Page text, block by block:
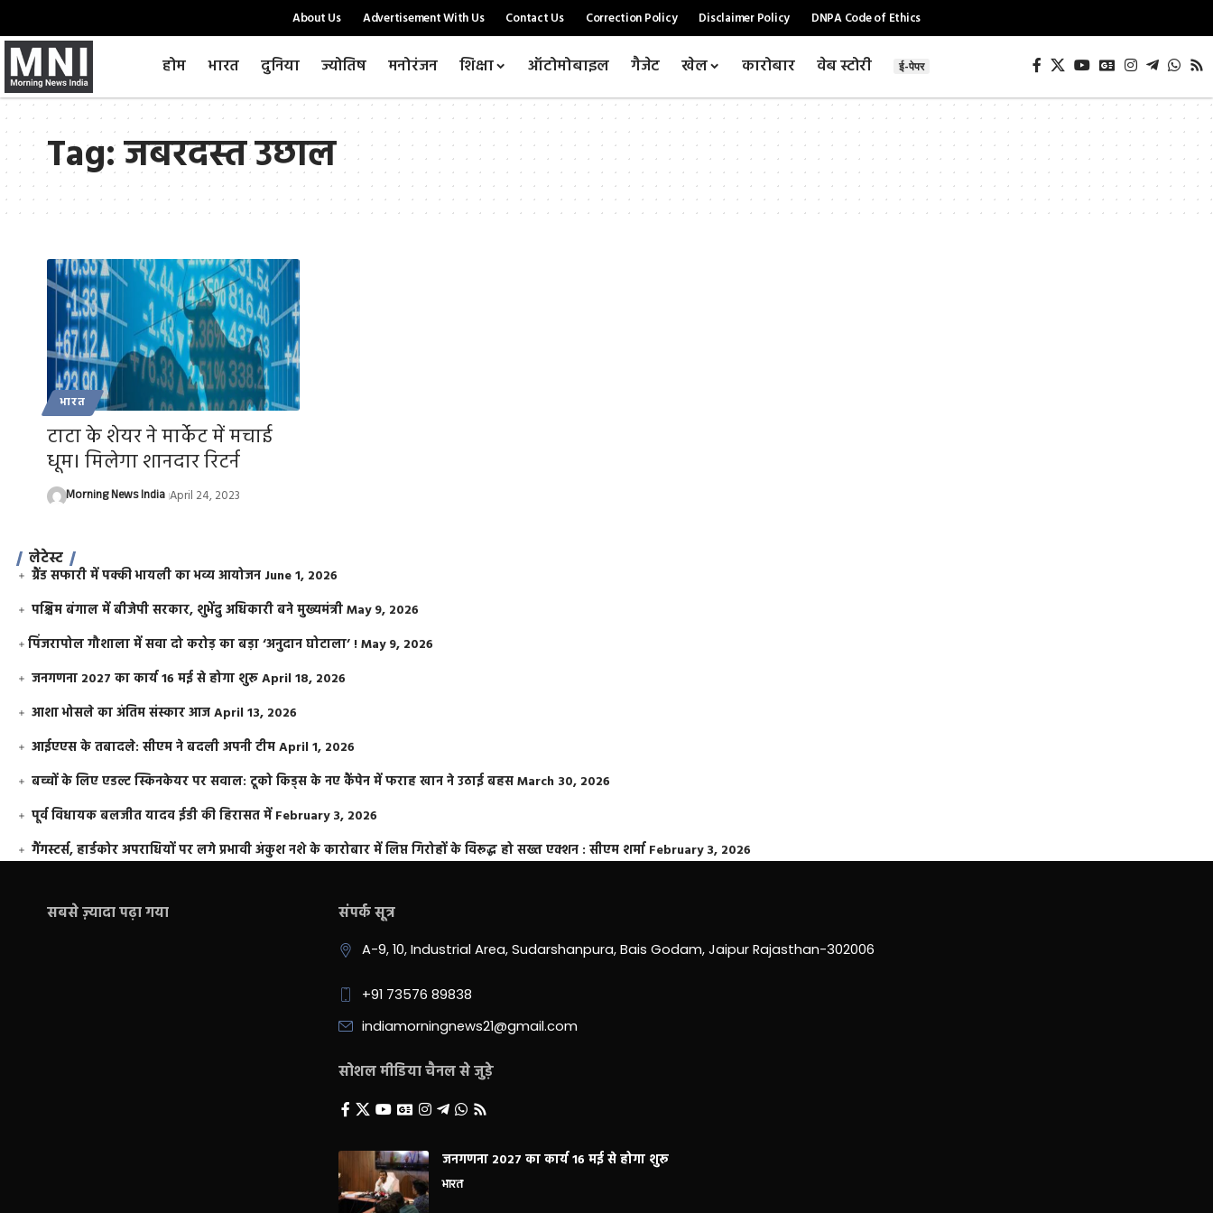
About Us Advertisement With Us Contact Us Correction Policy Disclaimer Policy DNPA Code of Ethics
होम भारत दुनिया ज्योतिष मनोरंजन शिक्षा ऑटोमोबाइल गैजेट खेल कारोबार वेब स्टोरी ई-पेपर
Tag:जबरदस्त उछाल
भारत
टाटा के शेयर ने मार्केट में मचाई
धूम। मिलेगा शानदार रिटर्न
Morning News India April 24, 2023
लेटेस्ट
ग्रैंड सफारी में पक्की भायली का भव्य आयोजन June 1, 2026
पश्चिम बंगाल में बीजेपी सरकार, शुभेंदु अधिकारी बने मुख्यमंत्रीMay 9, 2026
​पिंजरापोल गौशाला में सवा दो करोड़ का बड़ा ‘अनुदान घोटाला’ !May 9, 2026
जनगणना 2027 का कार्य 16 मई से होगा शुरूApril 18, 2026
आशा भोसले का अंतिम संस्कार आजApril 13, 2026
आईएएस के तबादले: सीएम ने बदली अपनी टीमApril 1, 2026
बच्चों के लिए एडल्ट स्किनकेयर पर सवाल: टूको किड्स के नए कैंपेन में फराह खान ने उठाई बहसMarch 30, 2026
पूर्व विधायक बलजीत यादव ईडी की हिरासत में February 3, 2026
गैंगस्टर्स, हार्डकोर अपराधियों पर लगे प्रभावी अंकुश नशे के कारोबार में लिप्त गिरोहों के विरूद्ध हो सख्त एक्शन : सीएम शर्मा February 3, 2026
सबसे ज़्यादा पढ़ा गया संपर्क सूत्र
A-9, 10, Industrial Area, Sudarshanpura, Bais Godam, Jaipur Rajasthan-302006
+91 73576 89838
indiamorningnews21@gmail.com
सोशल मीडिया चैनल से जुड़े
जनगणना 2027 का कार्य 16 मई से होगा शुरू
भारत